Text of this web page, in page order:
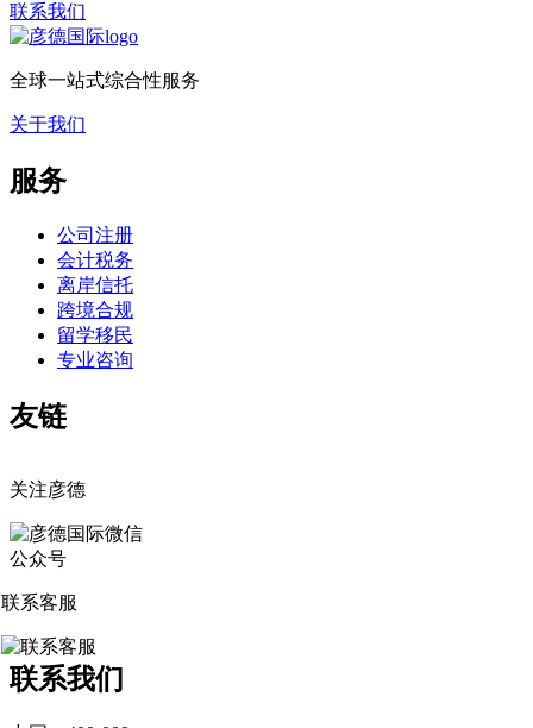
联系我们
全球一站式综合性服务
关于我们
服务
公司注册
会计税务
离岸信托
跨境合规
留学移民
专业咨询
友链
关注彦德
联系客服
联系我们